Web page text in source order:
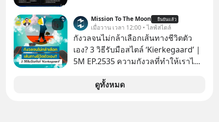
Mission To The Moon ยืนยันแล้ว
เมื่อวาน เวลา 12:00 • ไลฟ์สไตล์
กังวลจนไม่กล้าเลือกเส้นทางชีวิตตัว
เอง? 3 วิธีรับมือสไตล์ ‘Kierkegaard’ |
5M EP.2535 ความกังวลที่ทำให้เราไม่
เรื่องใหญ่ หรือแม้แต่เรื่องสำคัญของ
ดูทั้งหมด